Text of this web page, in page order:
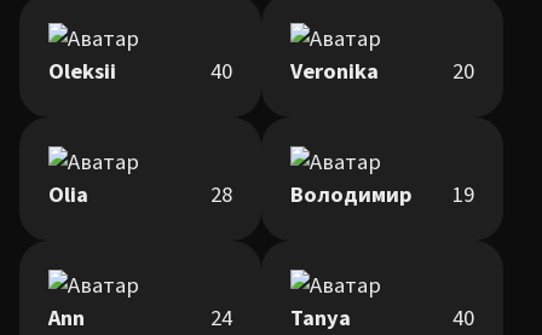
Oleksii 40 Veronika 20
Olia 28 Володимир 19
Ann 24 Tanya 40